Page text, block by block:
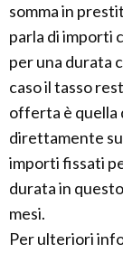
somma in
parla di importi
per una durata
caso il tasso
offerta è quella
direttamente
importi fissati
durata in
mesi.
Per ulteriori